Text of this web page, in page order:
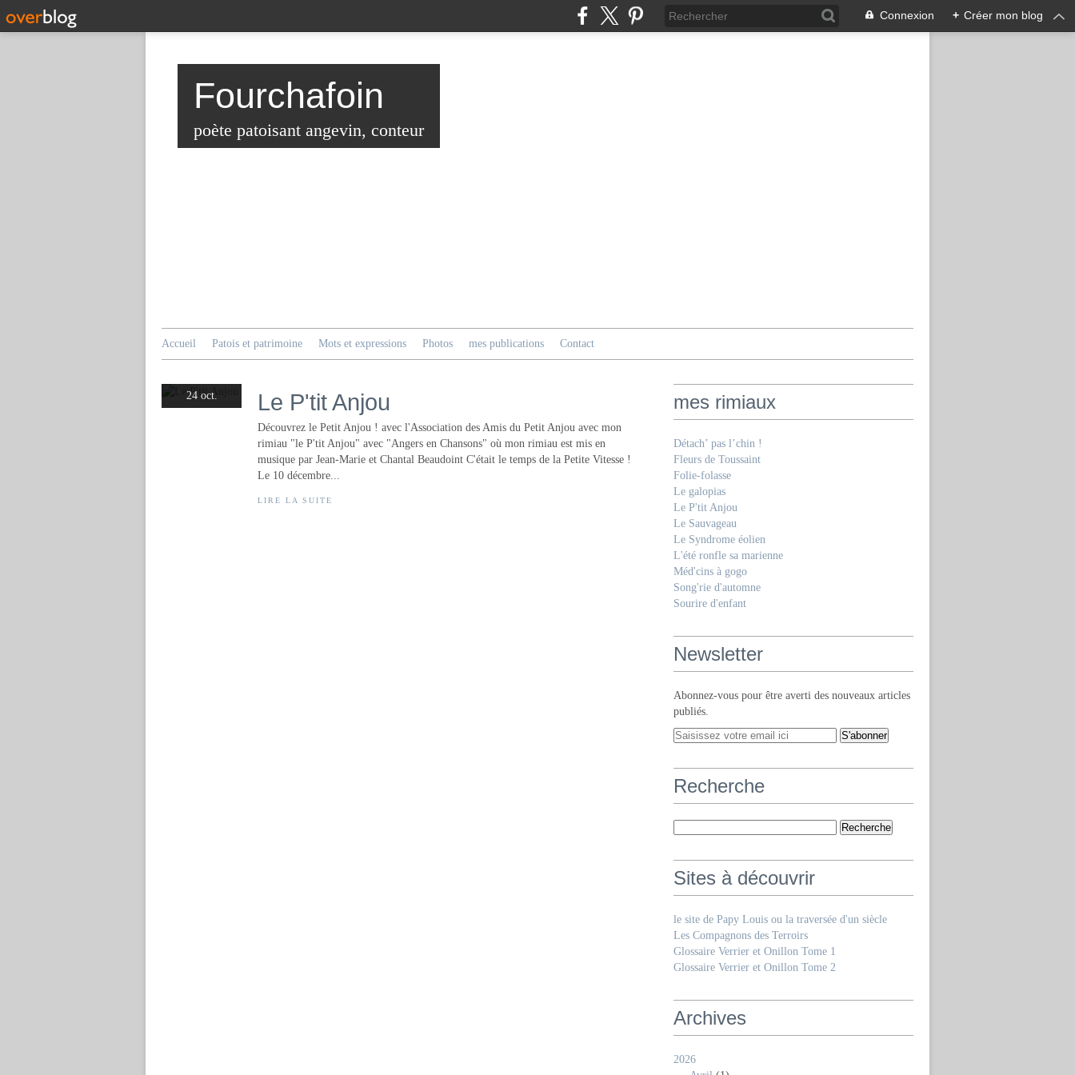
Connexion + Créer mon blog
Fourchafoin
poète patoisant angevin, conteur
Accueil Patois et patrimoine Mots et expressions Photos mes publications Contact
24 oct. Le P'tit Anjou
Découvrez le Petit Anjou ! avec l'Association des Amis du Petit Anjou avec mon
rimiau "le P'tit Anjou" avec "Angers en Chansons" où mon rimiau est mis en
musique par Jean-Marie et Chantal Beaudoint C'était le temps de la Petite Vitesse !
Le 10 décembre...
LIRE LA SUITE
mes rimiaux
Détach’ pas l’chin !
Fleurs de Toussaint
Folie-folasse
Le galopias
Le P'tit Anjou
Le Sauvageau
Le Syndrome éolien
L'été ronfle sa marienne
Méd'cins à gogo
Song'rie d'automne
Sourire d'enfant
Newsletter
Abonnez-vous pour être averti des nouveaux articles
publiés.
Recherche
Sites à découvrir
le site de Papy Louis ou la traversée d'un siècle
Les Compagnons des Terroirs
Glossaire Verrier et Onillon Tome 1
Glossaire Verrier et Onillon Tome 2
Archives
2026